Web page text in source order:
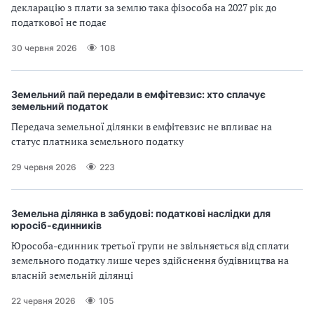
декларацію з плати за землю така фізособа на 2027 рік до
податкової не подає
30 червня 2026 108
Земельний пай передали в емфітевзис: хто сплачує
земельний податок
Передача земельної ділянки в емфітевзис не впливає на
статус платника земельного податку
29 червня 2026 223
Земельна ділянка в забудові: податкові наслідки для
юросіб-єдинників
Юрособа-єдинник третьої групи не звільняється від сплати
земельного податку лише через здійснення будівництва на
власній земельній ділянці
22 червня 2026 105